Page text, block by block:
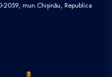
mun.Chișinău, Republica